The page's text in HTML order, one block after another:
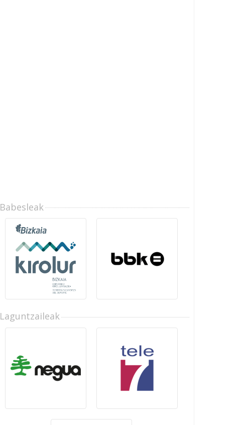
Babesleak
Laguntzaileak